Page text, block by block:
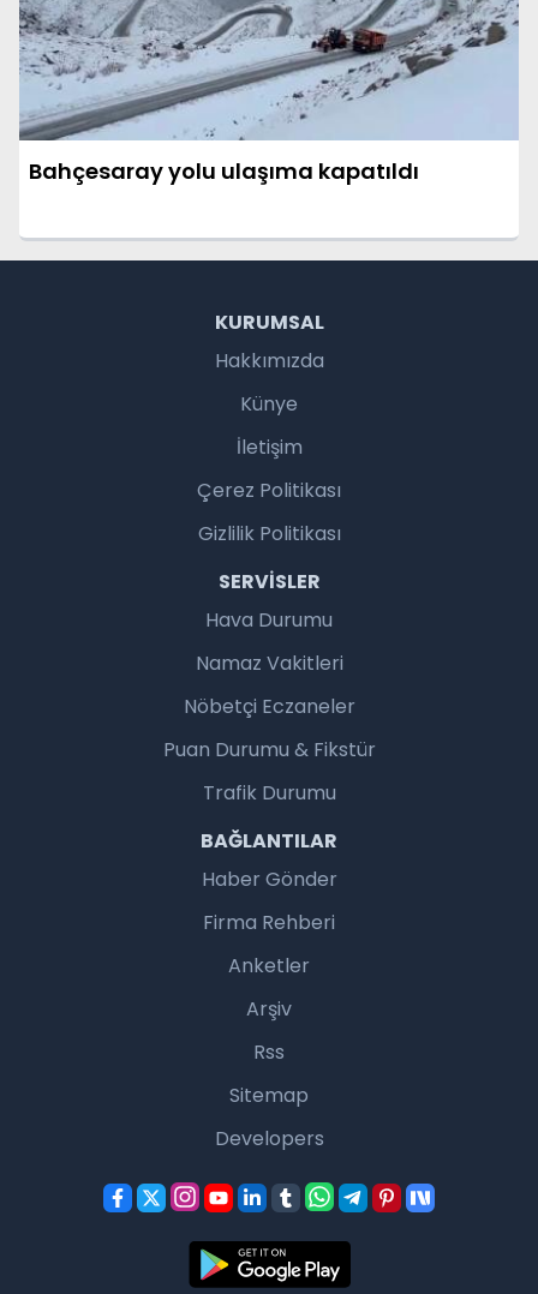
Bahçesaray yolu ulaşıma kapatıldı
KURUMSAL
Hakkımızda
Künye
İletişim
Çerez Politikası
Gizlilik Politikası
SERVISLER
Hava Durumu
Namaz Vakitleri
Nöbetçi Eczaneler
Puan Durumu & Fikstür
Trafik Durumu
BAĞLANTILAR
Haber Gönder
Firma Rehberi
Anketler
Arşiv
Rss
Sitemap
Developers